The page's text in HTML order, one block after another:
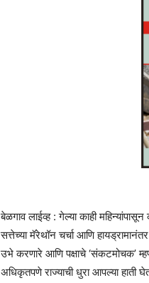
बेळगाव लाईव्ह : गेल्या काही
सत्तेच्या मॅरेथॉन चर्चा आणि
उभे करणारे आणि पक्षाचे ‘संकटमोचक’
अधिकृतपणे राज्याची धुरा आपल्या हाती